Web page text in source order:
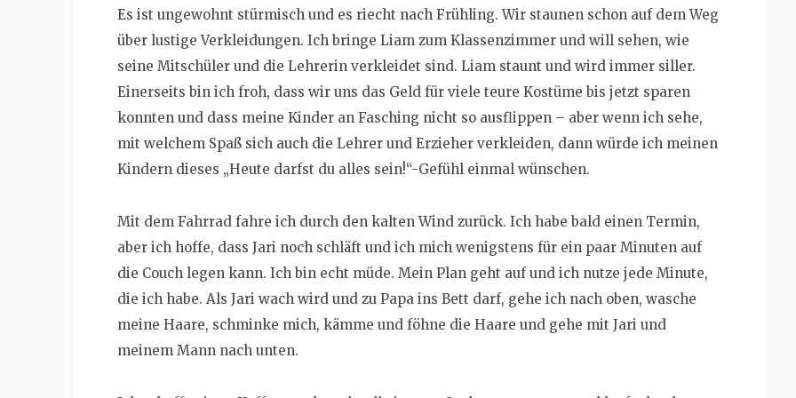
Es ist ungewohnt stürmisch und es riecht nach Frühling. Wir staunen schon auf dem Weg
über lustige Verkleidungen. Ich bringe Liam zum Klassenzimmer und will sehen, wie
seine Mitschüler und die Lehrerin verkleidet sind. Liam staunt und wird immer siller.
Einerseits bin ich froh, dass wir uns das Geld für viele teure Kostüme bis jetzt sparen
konnten und dass meine Kinder an Fasching nicht so ausflippen – aber wenn ich sehe,
mit welchem Spaß sich auch die Lehrer und Erzieher verkleiden, dann würde ich meinen
Kindern dieses „Heute darfst du alles sein!“-Gefühl einmal wünschen.
Mit dem Fahrrad fahre ich durch den kalten Wind zurück. Ich habe bald einen Termin,
aber ich hoffe, dass Jari noch schläft und ich mich wenigstens für ein paar Minuten auf
die Couch legen kann. Ich bin echt müde. Mein Plan geht auf und ich nutze jede Minute,
die ich habe. Als Jari wach wird und zu Papa ins Bett darf, gehe ich nach oben, wasche
meine Haare, schminke mich, kämme und föhne die Haare und gehe mit Jari und
meinem Mann nach unten.